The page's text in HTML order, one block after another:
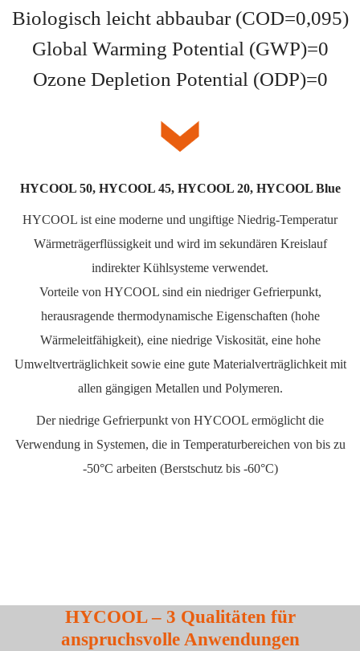
Biologisch leicht abbaubar (COD=0,095)
Global Warming Potential (GWP)=0
Ozone Depletion Potential (ODP)=0
HYCOOL 50, HYCOOL 45, HYCOOL 20, HYCOOL Blue
HYCOOL ist eine moderne und ungiftige Niedrig-Temperatur
Wärmeträgerflüssigkeit und wird im sekundären Kreislauf
indirekter Kühlsysteme verwendet.
Vorteile von HYCOOL sind ein niedriger Gefrierpunkt,
herausragende thermodynamische Eigenschaften (hohe
Wärmeleitfähigkeit), eine niedrige Viskosität, eine hohe
Umweltverträglichkeit sowie eine gute Materialverträglichkeit mit
allen gängigen Metallen und Polymeren.
Der niedrige Gefrierpunkt von HYCOOL ermöglicht die
Verwendung in Systemen, die in Temperaturbereichen von bis zu
-50°C arbeiten (Berstschutz bis -60°C)
HYCOOL – 3 Qualitäten für
anspruchsvolle Anwendungen